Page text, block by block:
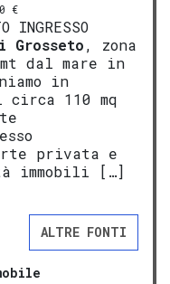
€
INGRESSO
Grosseto, zona
dal mare in
in
circa 110 mq
privata e
immobili […]
ALTRE FONTI